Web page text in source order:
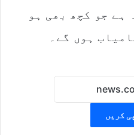
ہے جو کچھ بھی ہو
ہوں گے۔